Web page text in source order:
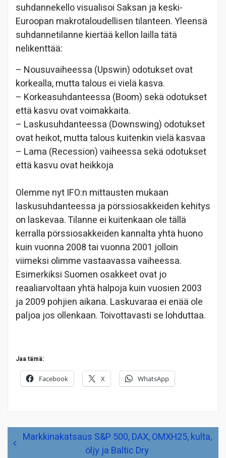
suhdannekello visualisoi Saksan ja keski-
Euroopan makrotaloudellisen tilanteen. Yleensä
suhdannetilanne kiertää kellon lailla tätä
nelikenttää:
– Nousuvaiheessa (Upswin) odotukset ovat
korkealla, mutta talous ei vielä kasva.
– Korkeasuhdanteessa (Boom) sekä odotukset
että kasvu ovat voimakkaita.
– Laskusuhdanteessa (Downswing) odotukset
ovat heikot, mutta talous kuitenkin vielä kasvaa
– Lama (Recession) vaiheessa sekä odotukset
että kasvu ovat heikkoja
Olemme nyt IFO:n mittausten mukaan
laskusuhdanteessa ja pörssiosakkeiden kehitys
on laskevaa. Tilanne ei kuitenkaan ole tällä
kerralla pörssiosakkeiden kannalta yhtä huono
kuin vuonna 2008 tai vuonna 2001 jolloin
viimeksi olimme vastaavassa vaiheessa.
Esimerkiksi Suomen osakkeet ovat jo
reaaliarvoltaan yhtä halpoja kuin vuosien 2003
ja 2009 pohjien aikana. Laskuvaraa ei enää ole
paljoa jos ollenkaan. Toivottavasti se lohduttaa.
Jaa tämä:
Facebook X WhatsApp
Artikkelien
selausMarkkinakatsaus S&P 500, DAX, OMXH25, kulta,
öljy ja Baltic Dry